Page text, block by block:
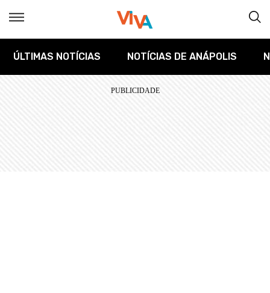
ÚLTIMAS NOTÍCIAS NOTÍCIAS DE ANÁPOLIS